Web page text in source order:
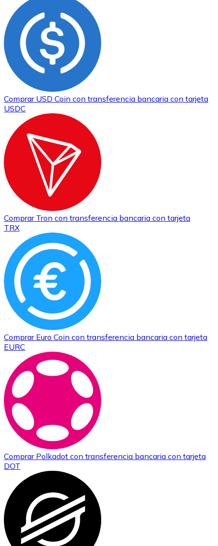
Comprar USD Coin con transferencia bancaria con tarjeta
USDC
Comprar Tron con transferencia bancaria con tarjeta
TRX
Comprar Euro Coin con transferencia bancaria con tarjeta
EURC
Comprar Polkadot con transferencia bancaria con tarjeta
DOT